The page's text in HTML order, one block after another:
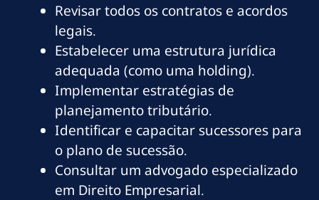
Revisar todos os contratos e acordos
legais.
Estabelecer uma estrutura jurídica
adequada (como uma holding).
Implementar estratégias de
planejamento tributário.
Identificar e capacitar sucessores para
o plano de sucessão.
Consultar um advogado especializado
em Direito Empresarial.